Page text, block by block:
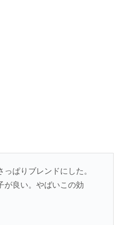
ぱりブレンドにした。
が良い。やばいこの効